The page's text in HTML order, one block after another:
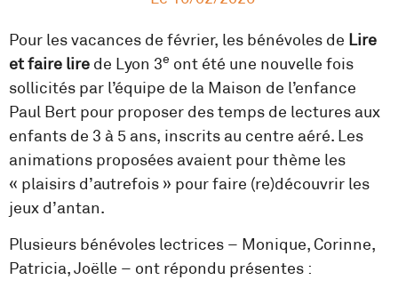
Pour les vacances de février, les bénévoles de Lire
et faire lire de Lyon 3e ont été une nouvelle fois
sollicités par l’équipe de la Maison de l’enfance
Paul Bert pour proposer des temps de lectures aux
enfants de 3 à 5 ans, inscrits au centre aéré. Les
animations proposées avaient pour thème les
« plaisirs d’autrefois » pour faire (re)découvrir les
jeux d’antan.
Plusieurs bénévoles lectrices – Monique, Corinne,
Patricia, Joëlle – ont répondu présentes :